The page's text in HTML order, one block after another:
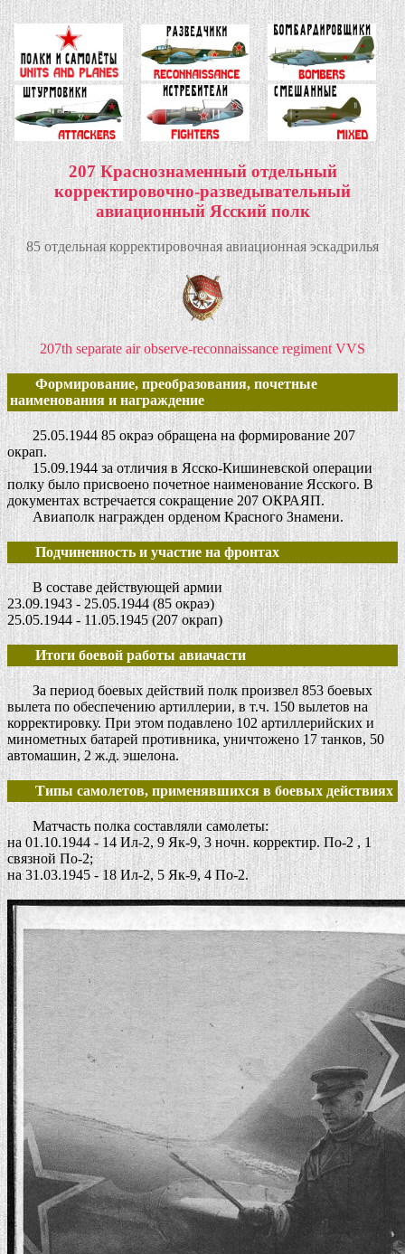
207 Краснознаменный отдельный
корректировочно-разведывательный
авиационный Ясский полк
85 отдельная корректировочная авиационная эскадрилья
207th separate air observe-reconnaissance regiment VVS
Формирование, преобразования, почетные
наименования и награждение
25.05.1944 85 окраэ обращена на формирование 207
окрап.
15.09.1944 за отличия в Ясско-Кишиневской операции
полку было присвоено почетное наименование Ясского. В
документах встречается сокращение 207 ОКРАЯП.
Авиаполк награжден орденом Красного Знамени.
Подчиненность и участие на фронтах
В составе действующей армии
23.09.1943 - 25.05.1944 (85 окраэ)
25.05.1944 - 11.05.1945 (207 окрап)
Итоги боевой работы авиачасти
За период боевых действий полк произвел 853 боевых
вылета по обеспечению артиллерии, в т.ч. 150 вылетов на
корректировку. При этом подавлено 102 артиллерийских и
минометных батарей противника, уничтожено 17 танков, 50
автомашин, 2 ж.д. эшелона.
Типы самолетов, применявшихся в боевых действиях
Матчасть полка составляли самолеты:
на 01.10.1944 - 14 Ил-2, 9 Як-9, 3 ночн. корректир. По-2 , 1
связной По-2;
на 31.03.1945 - 18 Ил-2, 5 Як-9, 4 По-2.